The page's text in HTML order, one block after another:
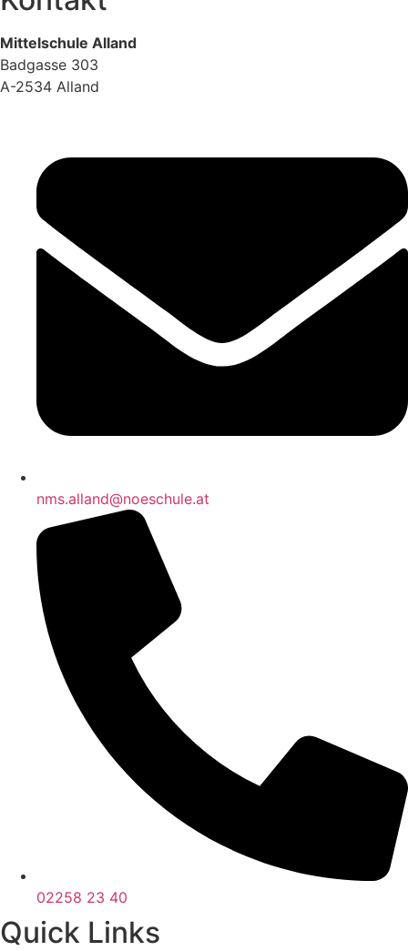
Mittelschule Alland
Badgasse 303
A-2534 Alland
nms.alland@noeschule.at
02258 23 40
Quick Links